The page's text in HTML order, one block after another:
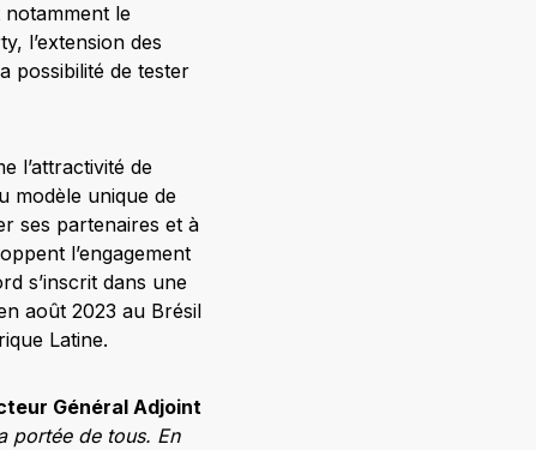
le
l’extension des
possibilité de tester
l’attractivité de
modèle unique de
ses partenaires et à
l’engagement
s’inscrit dans une
août 2023 au Brésil
Latine.
Général Adjoint
portée de tous. En